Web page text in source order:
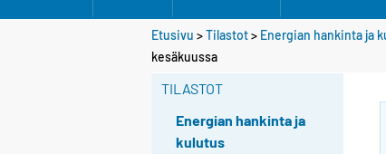
Etusivu >Tilastot> Energian hankinta ja
kesäkuussa
TILASTOT
Energian hankinta ja
kulutus
Y
Y